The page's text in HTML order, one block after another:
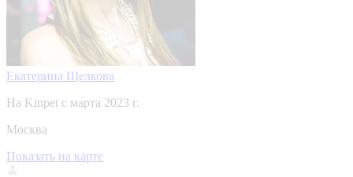
Екатерина Щелкова
На Kinpet c марта 2023 г.
Москва
Показать на карте